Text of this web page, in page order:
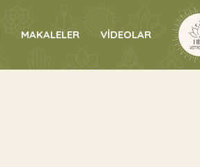
MAKALELER VİDEOLAR